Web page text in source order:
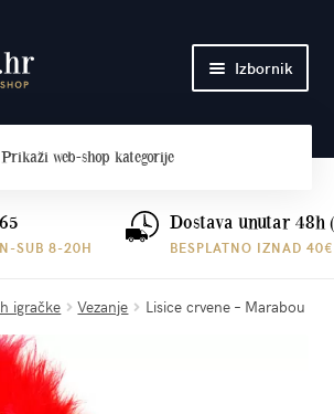
Izbornik
Prikaži web-shop kategorije
SUB 8-20H
Dostava unutar 48h
BESPLATNO IZNAD 40€
igračke Vezanje Lisice crvene – Marabou